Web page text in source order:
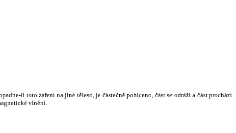
li toto záření na jiné těleso, je částečně pohlceno, část se odráží a část prochází
vlnění.